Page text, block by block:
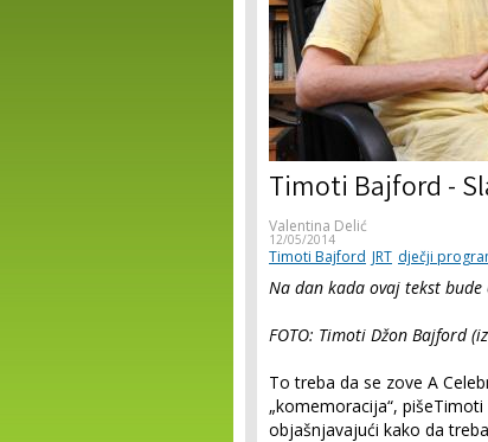
Timoti Bajford -
Valentina Delić
12/05/2014
Timoti Bajford JRT dječji
Na dan kada ovaj tekst
FOTO: Timoti Džon Bajford
To treba da se zove A
„komemoracija“,
objašnjavajući kako da